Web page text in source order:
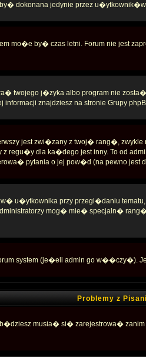
dokonana jedynie przez
mo�e by� czas letni. Forum nie jest
twojego j�zyka albo program nie
znajdziesz na stronie Grupy
jest zwi�zany z twoj� rang�,
regu�y dla ka�dego jest inny. To od
pytania o jej pow�d (na pewno jest
u�ytkownika przy przegl�daniu
mog� mie� specjaln�
system (je�eli admin go w��czy�).
Problemy z
musia� si� zarejestrowa�